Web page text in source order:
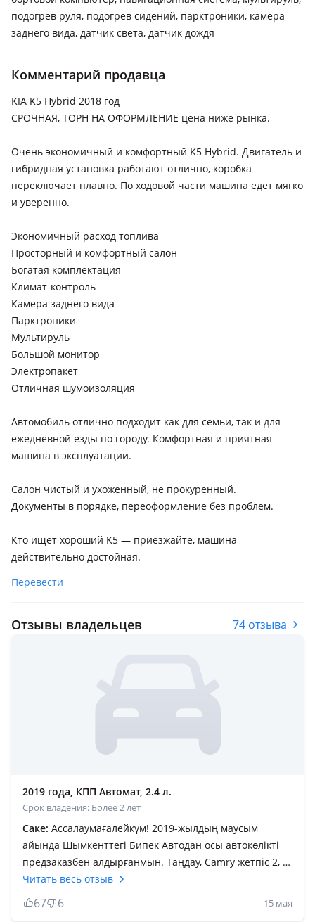
подогрев руля, подогрев сидений, парктроники, камера
заднего вида, датчик света, датчик дождя
Комментарий продавца
KIA K5 Hybrid 2018 год
СРОЧНАЯ, ТОРН НА ОФОРМЛЕНИЕ цена ниже рынка.
Очень экономичный и комфортный K5 Hybrid. Двигатель и
гибридная установка работают отлично, коробка
переключает плавно. По ходовой части машина едет мягко
и уверенно.
Экономичный расход топлива
Просторный и комфортный салон
Богатая комплектация
Климат-контроль
Камера заднего вида
Парктроники
Мультируль
Большой монитор
Электропакет
Отличная шумоизоляция
Автомобиль отлично подходит как для семьи, так и для
ежедневной езды по городу. Комфортная и приятная
машина в эксплуатации.
Салон чистый и ухоженный, не прокуренный.
Документы в порядке, переоформление без проблем.
Кто ищет хороший K5 — приезжайте, машина
действительно достойная.
Перевести
Отзывы владельцев 74 отзыва
2019 года, КПП Автомат, 2.4 л.
Срок владения: Более 2 лет
Саке: Ассалаумағалейкүм! 2019-жылдың маусым
айында Шымкенттегі Бипек Автодан осы автокөлікті
предзаказбен алдырғанмын. Таңдау, Camry жетпіс 2, 5
пен KIA оптима 2.4 арасында болды. Металл
қалыңдығы, салмақтылық, АКПП-ң жұмыс жасауы,
мультимедиа, акустика Нarman Kаrdon, android auto,
Читать весь отзыв
67 6 15 мая